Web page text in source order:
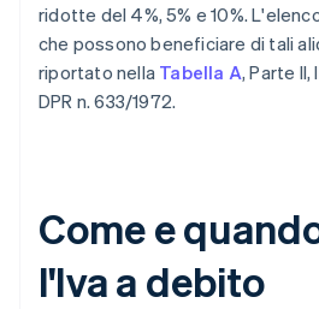
ridotte del 4%, 5% e 10%.
che possono beneficiare di tali
riportato nella Tabella A, Parte II,
DPR n. 633/1972.
Come e
l'Iva a debito